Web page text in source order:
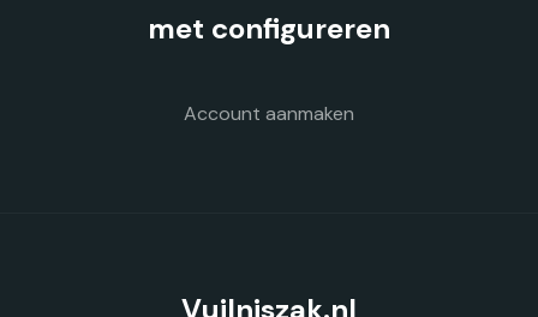
met configureren
Account aanmaken
Vuilniszak.nl